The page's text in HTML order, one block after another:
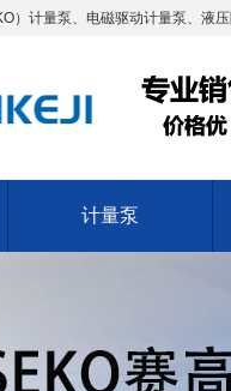
）计量泵、电磁驱动计量泵、液
计量泵